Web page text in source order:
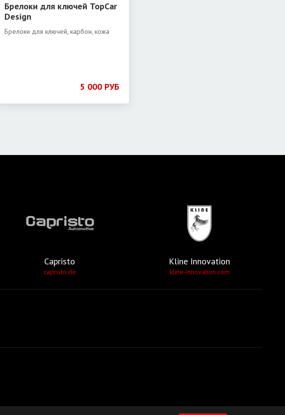
Брелоки для ключей TopCar
Design
Брелоки для ключей, карбон, кожа
5 000 РУБ
Capristo
capristo.de
Kline Innovation
kline-innovation.com